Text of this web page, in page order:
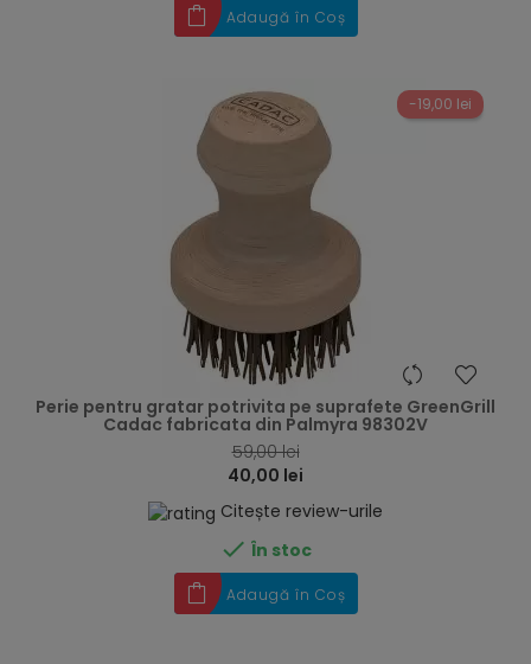
Adaugă în Coș
-19,00 lei
Perie pentru gratar potrivita pe suprafete GreenGrill
Cadac fabricata din Palmyra 98302V
59,00 lei
40,00 lei
Citește review-urile
 În stoc
Adaugă în Coș